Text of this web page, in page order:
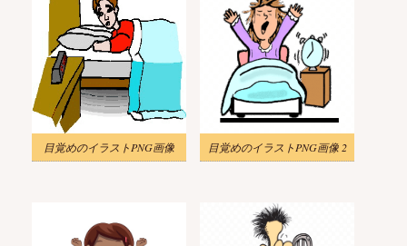
目覚めのイラストPNG画像 目覚めのイラストPNG画像 2